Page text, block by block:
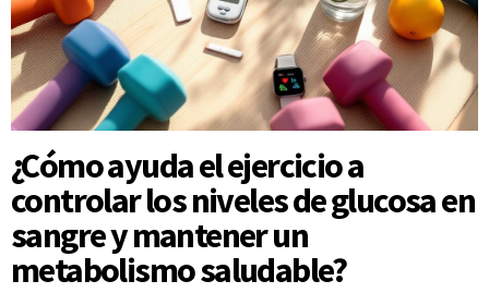
¿Cómo ayuda el ejercicio a
controlar los niveles de glucosa en
sangre y mantener un
metabolismo saludable?